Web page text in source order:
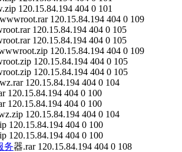
120.15.84.194 404 0 101
120.15.84.194 404 0 109
120.15.84.194 404 0 105
120.15.84.194 404 0 105
120.15.84.194 404 0 109
120.15.84.194 404 0 105
120.15.84.194 404 0 105
120.15.84.194 404 0 104
120.15.84.194 404 0 100
120.15.84.194 404 0 100
120.15.84.194 404 0 104
120.15.84.194 404 0 100
120.15.84.194 404 0 100
务器.rar 120.15.84.194 404 0 108